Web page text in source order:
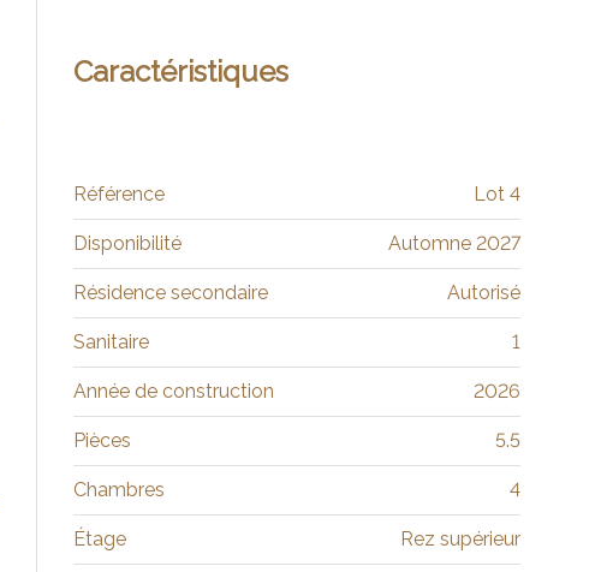
Caractéristiques
Référence Lot 4
Disponibilité Automne 2027
Résidence secondaire Autorisé
Sanitaire 1
Année de construction 2026
Pièces 5.5
Chambres 4
Étage Rez supérieur